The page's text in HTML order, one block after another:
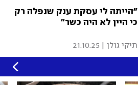
"הייתה לי עסקת ענק שנפלה רק
כי היין לא היה כשר"
תיקי גולן 21.10.25